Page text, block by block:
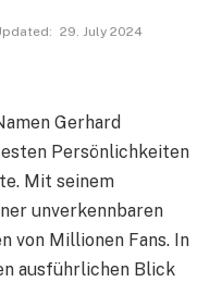
29. July 2024
Gerhard
Persönlichkeiten
Mit seinem
unverkennbaren
von Millionen Fans. In
ausführlichen Blick